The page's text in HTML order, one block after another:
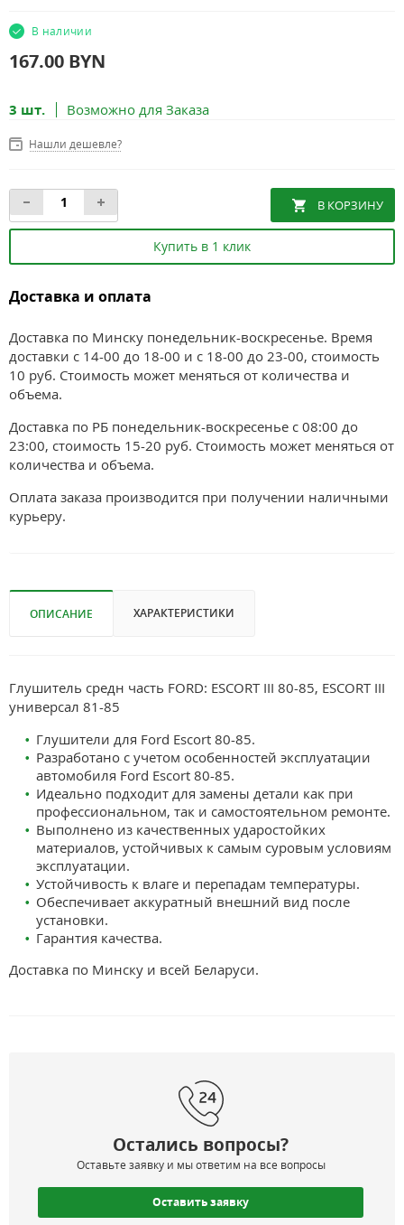
В наличии
167.00 BYN
3 шт. Возможно для Заказа
Нашли дешевле?
Купить в 1 клик
Доставка и оплата
Доставка по Минску понедельник-воскресенье. Время
доставки с 14-00 до 18-00 и с 18-00 до 23-00, стоимость
10 руб. Стоимость может меняться от количества и
объема.
Доставка по РБ понедельник-воскресенье с 08:00 до
23:00, стоимость 15-20 руб. Стоимость может меняться от
количества и объема.
Оплата заказа производится при получении наличными
курьеру.
ОПИСАНИЕ ХАРАКТЕРИСТИКИ
Глушитель средн часть FORD: ESCORT III 80-85, ESCORT III
универсал 81-85
Глушители для Ford Escort 80-85.
Разработано с учетом особенностей эксплуатации
автомобиля Ford Escort 80-85.
Идеально подходит для замены детали как при
профессиональном, так и самостоятельном ремонте.
Выполнено из качественных ударостойких
материалов, устойчивых к самым суровым условиям
эксплуатации.
Устойчивость к влаге и перепадам температуры.
Обеспечивает аккуратный внешний вид после
установки.
Гарантия качества.
Доставка по Минску и всей Беларуси.
Остались вопросы?
Оставьте заявку и мы ответим на все вопросы
Оставить заявку